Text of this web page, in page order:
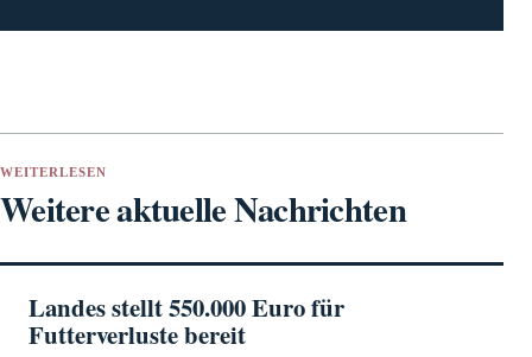
WEITERLESEN
Weitere aktuelle Nachrichten
Landes stellt 550.000 Euro für
Futterverluste bereit